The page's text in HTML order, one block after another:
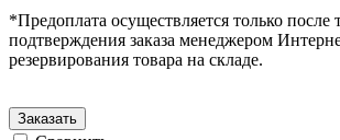
*Предоплата осуществляется только после
подтверждения заказа менеджером
резервирования товара на складе.
Заказать